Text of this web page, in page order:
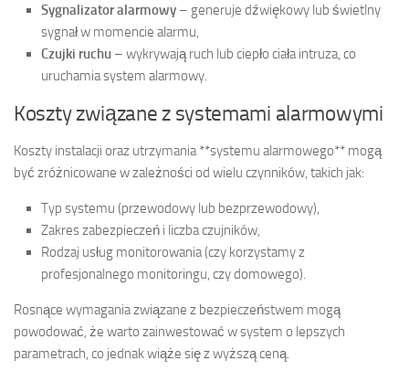
Sygnalizator alarmowy – generuje dźwiękowy lub świetlny
sygnał w momencie alarmu,
Czujki ruchu – wykrywają ruch lub ciepło ciała intruza, co
uruchamia system alarmowy.
Koszty związane z systemami alarmowymi
Koszty instalacji oraz utrzymania **systemu alarmowego** mogą
być zróżnicowane w zależności od wielu czynników, takich jak:
Typ systemu (przewodowy lub bezprzewodowy),
Zakres zabezpieczeń i liczba czujników,
Rodzaj usług monitorowania (czy korzystamy z
profesjonalnego monitoringu, czy domowego).
Rosnące wymagania związane z bezpieczeństwem mogą
powodować, że warto zainwestować w system o lepszych
parametrach, co jednak wiąże się z wyższą ceną.